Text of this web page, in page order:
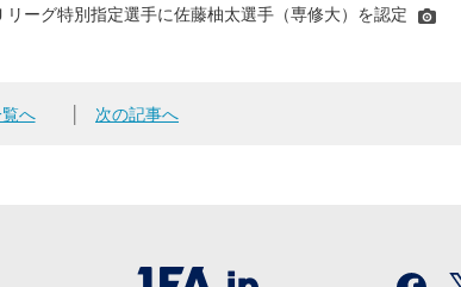
ーグ特別指定選手に佐藤柚太選手（専修大）を認定
へ 次の記事へ